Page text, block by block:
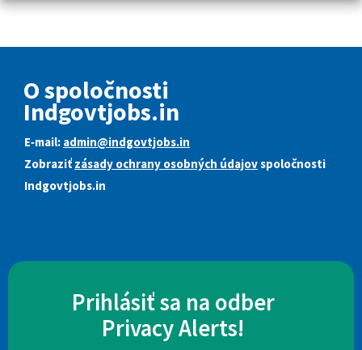
O spoločnosti
Indgovtjobs.in
E‑mail: admin@indgovtjobs.in
Zobraziť zásady ochrany osobných údajovspoločnosti
Indgovtjobs.in
Prihlásiť sa na odber
Privacy Alerts!